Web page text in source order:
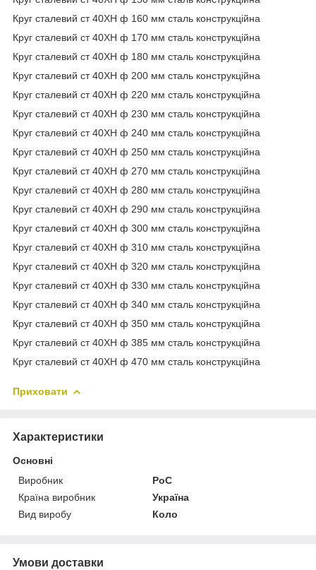
Круг сталевий ст 40ХН ф 160 мм сталь конструкційна
Круг сталевий ст 40ХН ф 170 мм сталь конструкційна
Круг сталевий ст 40ХН ф 180 мм сталь конструкційна
Круг сталевий ст 40ХН ф 200 мм сталь конструкційна
Круг сталевий ст 40ХН ф 220 мм сталь конструкційна
Круг сталевий ст 40ХН ф 230 мм сталь конструкційна
Круг сталевий ст 40ХН ф 240 мм сталь конструкційна
Круг сталевий ст 40ХН ф 250 мм сталь конструкційна
Круг сталевий ст 40ХН ф 270 мм сталь конструкційна
Круг сталевий ст 40ХН ф 280 мм сталь конструкційна
Круг сталевий ст 40ХН ф 290 мм сталь конструкційна
Круг сталевий ст 40ХН ф 300 мм сталь конструкційна
Круг сталевий ст 40ХН ф 310 мм сталь конструкційна
Круг сталевий ст 40ХН ф 320 мм сталь конструкційна
Круг сталевий ст 40ХН ф 330 мм сталь конструкційна
Круг сталевий ст 40ХН ф 340 мм сталь конструкційна
Круг сталевий ст 40ХН ф 350 мм сталь конструкційна
Круг сталевий ст 40ХН ф 385 мм сталь конструкційна
Круг сталевий ст 40ХН ф 470 мм сталь конструкційна
Приховати
Характеристики
Основні
Виробник
РоС
Країна виробник
Україна
Вид виробу
Коло
Умови доставки